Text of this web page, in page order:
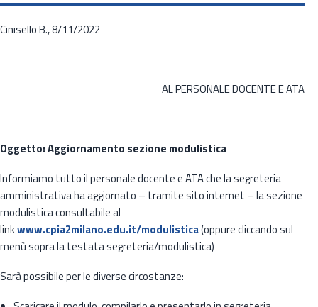
Cinisello B., 8/11/2022
AL PERSONALE DOCENTE E ATA
Oggetto: Aggiornamento sezione modulistica
Informiamo tutto il personale docente e ATA che la segreteria
amministrativa ha aggiornato – tramite sito internet – la sezione
modulistica consultabile al
linkwww.cpia2milano.edu.it/modulistica(oppure cliccando sul
menù sopra la testata segreteria/modulistica)
Sarà possibile per le diverse circostanze: